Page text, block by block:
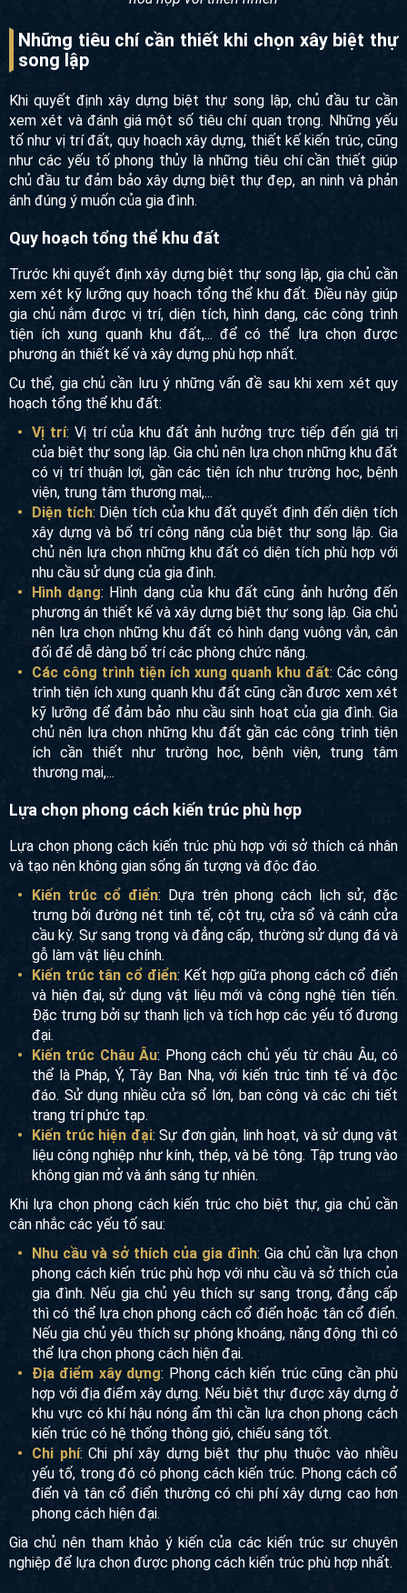
Những tiêu chí cần thiết khi chọn xây biệt
Khi quyết định xây dựng biệt thự song lập, chủ đầu tư cần
xem xét và đánh giá một số tiêu chí quan trọng. Những yếu
tố như vị trí đất, quy hoạch xây dựng, thiết kế kiến trúc, cũng
như các yếu tố phong thủy là những tiêu chí cần thiết giúp
chủ đầu tư đảm bảo xây dựng biệt thự đẹp, an ninh và phản
Trước khi quyết định xây dựng biệt thự song lập, gia chủ
cần xem xét kỹ lưỡng quy hoạch tổng thể khu đất. Điều này
giúp gia chủ nắm được vị trí, diện tích, hình dạng, các công
trình tiện ích xung quanh khu đất,... để có thể lựa chọn được
phương án thiết kế và xây dựng phù hợp nhất.
Cụ thể, gia chủ cần lưu ý những vấn đề sau khi xem xét quy
hoạch tổng thể khu đất:
Vị trí: Vị trí của khu đất ảnh hưởng trực tiếp đến giá trị
của biệt thự song lập. Gia chủ nên lựa chọn những khu
đất có vị trí thuận lợi, gần các tiện ích như trường học,
bệnh viện, trung tâm thương mại,...
Diện tích : Diện tích của khu đất quyết định đến diện tích
xây dựng và bố trí công năng của biệt thự song lập. Gia
chủ nên lựa chọn những khu đất có diện tích phù hợp
với nhu cầu sử dụng của gia đình.
Hình dạng: Hình dạng của khu đất cũng ảnh hưởng đến
phương án thiết kế và xây dựng biệt thự song lập. Gia
chủ nên lựa chọn những khu đất có hình dạng vuông
vắn, cân đối để dễ dàng bố trí các phòng chức năng.
Các công trình tiện ích xung quanh khu đất: Các
công trình tiện ích xung quanh khu đất cũng cần được
xem xét kỹ lưỡng để đảm bảo nhu cầu sinh hoạt của gia
đình. Gia chủ nên lựa chọn những khu đất gần các công
trình tiện ích cần thiết như trường học, bệnh viện, trung
Lựa chọn phong cách kiến trúc phù hợp với sở thích cá
nhân và tạo nên không gian sống ấn tượng và độc đáo.
Kiến trúc cổ điển: Dựa trên phong cách lịch sử, đặc
trưng bởi đường nét tinh tế, cột trụ, cửa sổ và cánh cửa
cầu kỳ. Sự sang trọng và đẳng cấp, thường sử dụng đá
và gỗ làm vật liệu chính.
Kiến trúc tân cổ điển: Kết hợp giữa phong cách cổ điển
và hiện đại, sử dụng vật liệu mới và công nghệ tiên tiến.
Đặc trưng bởi sự thanh lịch và tích hợp các yếu tố
đương đại.
Kiến trúc Châu Âu : Phong cách chủ yếu từ châu Âu, có
thể là Pháp, Ý, Tây Ban Nha, với kiến trúc tinh tế và độc
đáo. Sử dụng nhiều cửa sổ lớn, ban công và các chi tiết
trang trí phức tạp.
Kiến trúc hiện đại: Sự đơn giản, linh hoạt, và sử dụng
vật liệu công nghiệp như kính, thép, và bê tông. Tập
trung vào không gian mở và ánh sáng tự nhiên.
Khi lựa chọn phong cách kiến trúc cho biệt thự, gia chủ cần
cân nhắc các yếu tố sau:
Nhu cầu và sở thích của gia đình: Gia chủ cần lựa
chọn phong cách kiến trúc phù hợp với nhu cầu và sở
thích của gia đình. Nếu gia chủ yêu thích sự sang trọng,
đẳng cấp thì có thể lựa chọn phong cách cổ điển hoặc
tân cổ điển. Nếu gia chủ yêu thích sự phóng khoáng,
năng động thì có thể lựa chọn phong cách hiện đại.
Địa điểm xây dựng : Phong cách kiến trúc cũng cần phù
hợp với địa điểm xây dựng. Nếu biệt thự được xây dựng
ở khu vực có khí hậu nóng ẩm thì cần lựa chọn phong
cách kiến trúc có hệ thống thông gió, chiếu sáng tốt.
Chi phí: Chi phí xây dựng biệt thự phụ thuộc vào nhiều
yếu tố, trong đó có phong cách kiến trúc. Phong cách cổ
điển và tân cổ điển thường có chi phí xây dựng cao hơn
phong cách hiện đại.
Gia chủ nên tham khảo ý kiến của các kiến trúc sư chuyên